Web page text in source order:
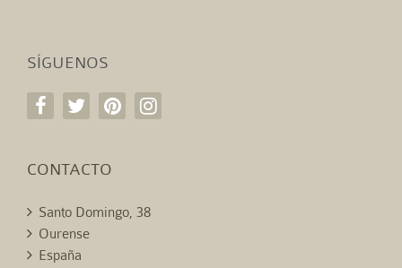
SÍGUENOS
CONTACTO
Santo Domingo, 38
Ourense
España